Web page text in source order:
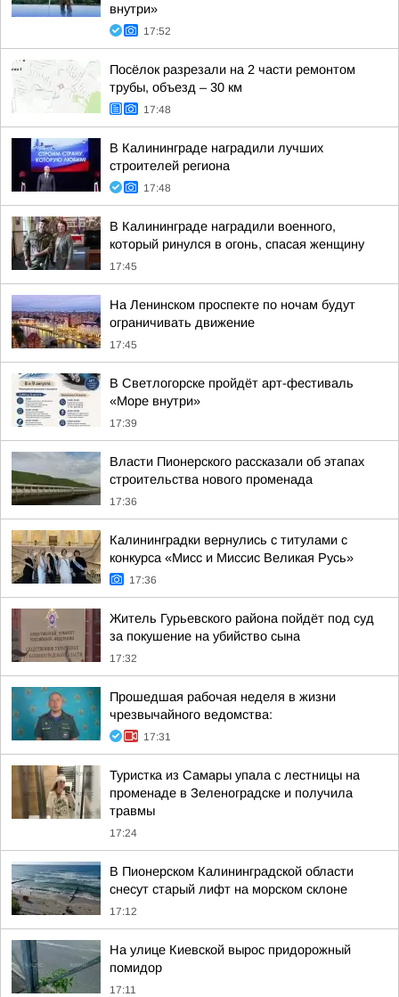
внутри»
17:52
Посёлок разрезали на 2 части ремонтом
трубы, объезд – 30 км
17:48
В Калининграде наградили лучших
строителей региона
17:48
В Калининграде наградили военного,
который ринулся в огонь, спасая женщину
17:45
На Ленинском проспекте по ночам будут
ограничивать движение
17:45
В Светлогорске пройдёт арт-фестиваль
«Море внутри»
17:39
Власти Пионерского рассказали об этапах
строительства нового променада
17:36
Калининградки вернулись с титулами с
конкурса «Мисс и Миссис Великая Русь»
17:36
Житель Гурьевского района пойдёт под суд
за покушение на убийство сына
17:32
Прошедшая рабочая неделя в жизни
чрезвычайного ведомства:
17:31
Туристка из Самары упала с лестницы на
променаде в Зеленоградске и получила
травмы
17:24
В Пионерском Калининградской области
снесут старый лифт на морском склоне
17:12
На улице Киевской вырос придорожный
помидор
17:11